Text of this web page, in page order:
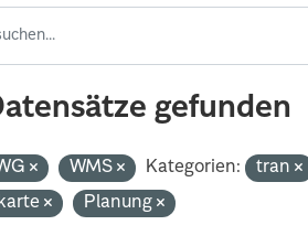
gefunden
WMS Kategorien: tran
Planung